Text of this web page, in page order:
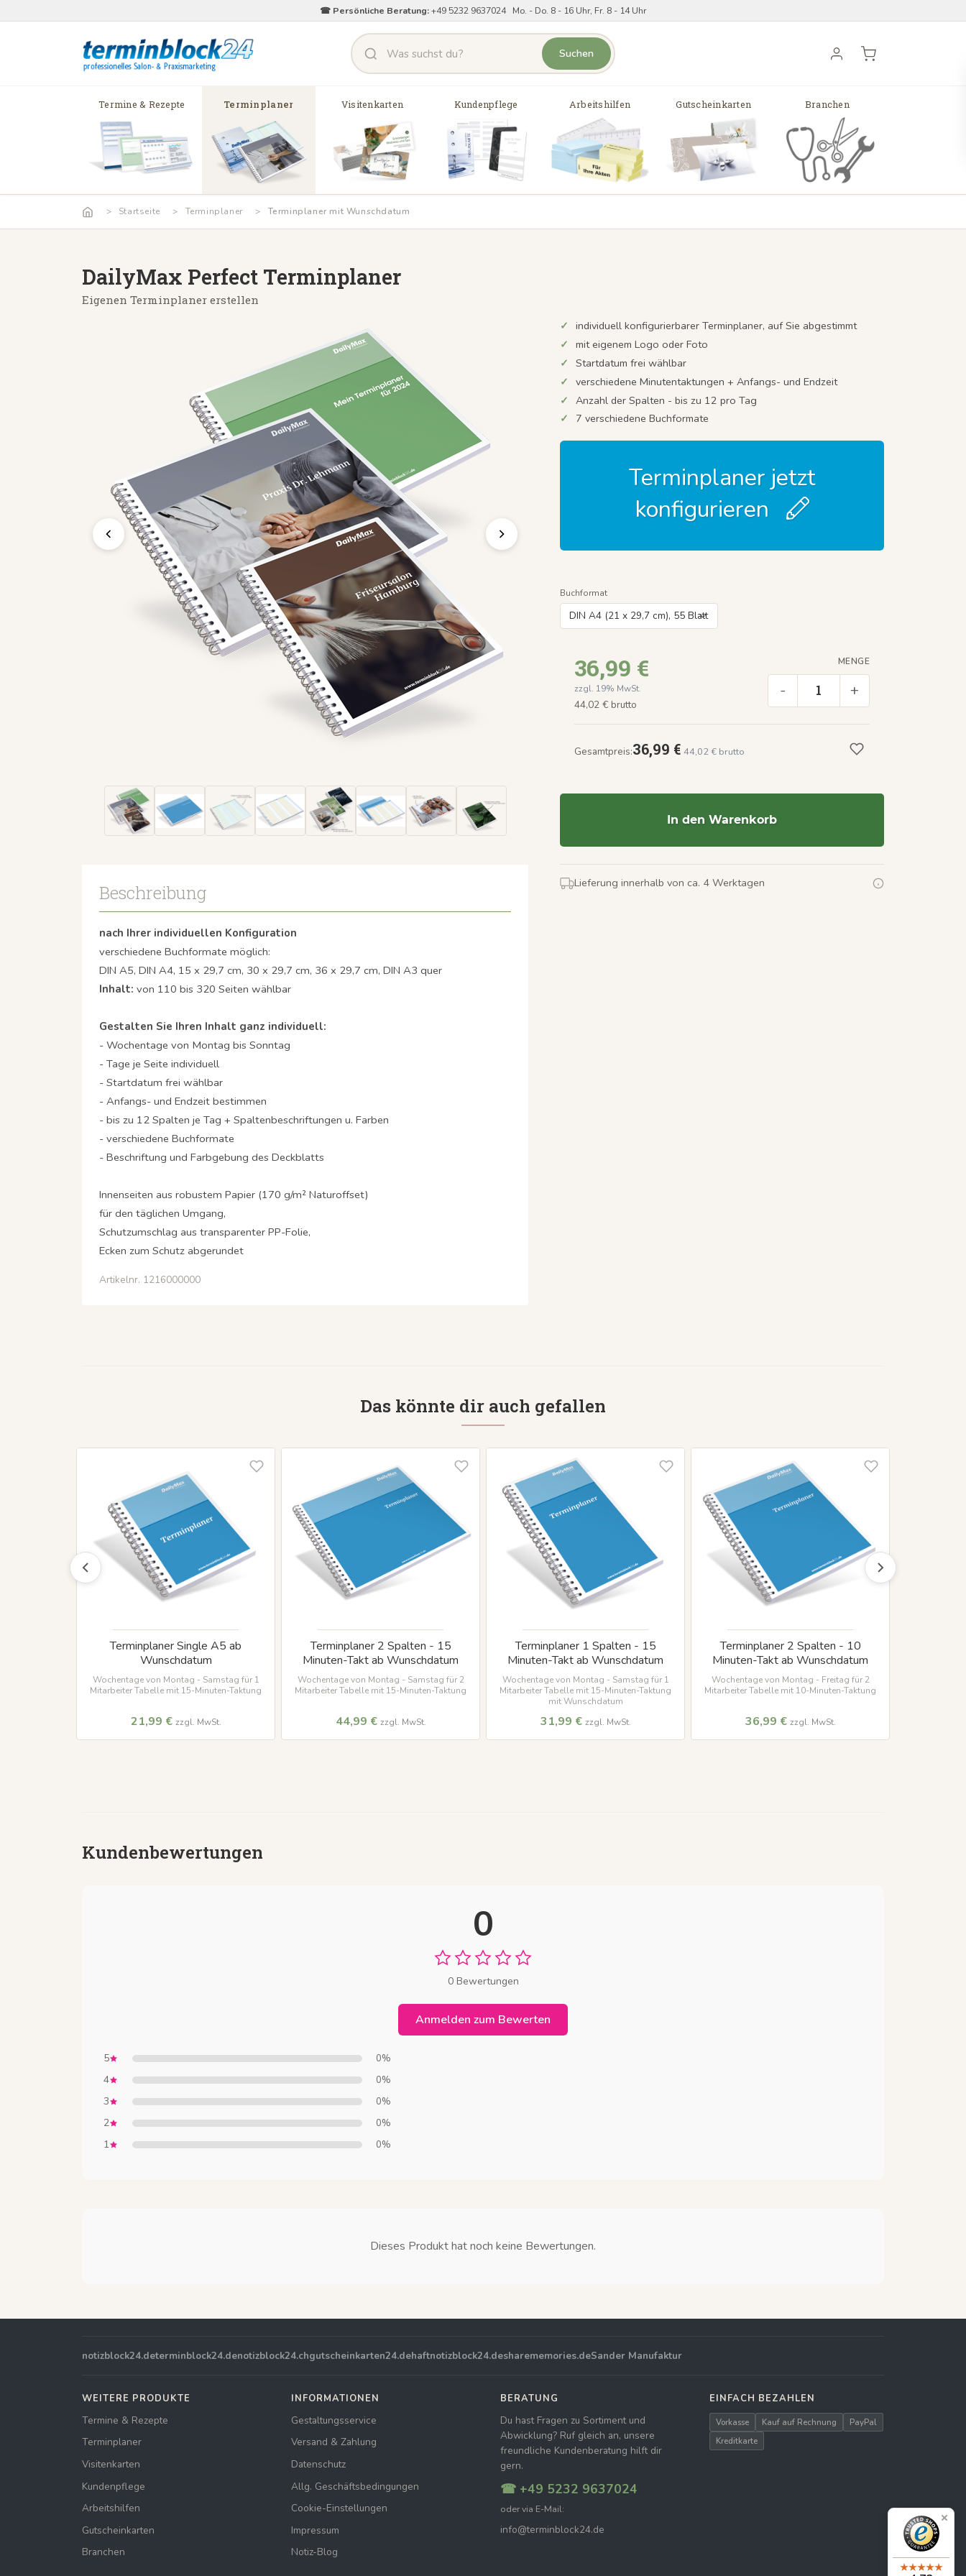
☎ Persönliche Beratung:+49 5232 9637024 Mo. - Do. 8 - 16 Uhr, Fr. 8 - 14 Uhr
Suchen
Termine & Rezepte Terminplaner Visitenkarten Kundenpflege Arbeitshilfen Gutscheinkarten Branchen
Startseite Terminplaner Terminplaner mit Wunschdatum
DailyMax Perfect Terminplaner
Eigenen Terminplaner erstellen
Beschreibung
nach Ihrer individuellen Konfiguration
verschiedene Buchformate möglich:
DIN A5, DIN A4, 15 x 29,7 cm, 30 x 29,7 cm, 36 x 29,7 cm, DIN A3 quer
Inhalt: von 110 bis 320 Seiten wählbar
Gestalten Sie Ihren Inhalt ganz individuell:
- Wochentage von Montag bis Sonntag
- Tage je Seite individuell
- Startdatum frei wählbar
- Anfangs- und Endzeit bestimmen
- bis zu 12 Spalten je Tag + Spaltenbeschriftungen u. Farben
- verschiedene Buchformate
- Beschriftung und Farbgebung des Deckblatts
Innenseiten aus robustem Papier (170 g/m² Naturoffset)
für den täglichen Umgang,
Schutzumschlag aus transparenter PP-Folie,
Ecken zum Schutz abgerundet
Artikelnr. 1216000000
individuellkonfigurierbarer Terminplaner, auf Sie abgestimmt
mit eigenem Logo oder Foto
Startdatum frei wählbar
verschiedene Minutentaktungen + Anfangs- und Endzeit
Anzahl der Spalten - bis zu 12 pro Tag
7 verschiedene Buchformate
Terminplaner jetzt
konfigurieren
Buchformat
36,99 €
zzgl. 19% MwSt.
44,02 € brutto
MENGE
- +
Gesamtpreis:36,99 € 44,02 € brutto
In den Warenkorb
Lieferung innerhalb von ca. 4 Werktagen
Das könnte dir auch gefallen
Terminplaner Single A5 ab
Wunschdatum
Wochentage von Montag - Samstag für 1
Mitarbeiter Tabelle mit 15-Minuten-Taktung
21,99 € zzgl. MwSt.
Terminplaner 2 Spalten - 15
Minuten-Takt ab Wunschdatum
Wochentage von Montag - Samstag für 2
Mitarbeiter Tabelle mit 15-Minuten-Taktung
44,99 € zzgl. MwSt.
Terminplaner 1 Spalten - 15
Minuten-Takt ab Wunschdatum
Wochentage von Montag - Samstag für 1
Mitarbeiter Tabelle mit 15-Minuten-Taktung
mit Wunschdatum
31,99 € zzgl. MwSt.
Terminplaner 2 Spalten - 10
Minuten-Takt ab Wunschdatum
Wochentage von Montag - Freitag für 2
Mitarbeiter Tabelle mit 10-Minuten-Taktung
36,99 € zzgl. MwSt.
Kundenbewertungen
0
0 Bewertungen
Anmelden zum Bewerten
5 0%
4 0%
3 0%
2 0%
1 0%
Dieses Produkt hat noch keine Bewertungen.
notizblock24.determinblock24.denotizblock24.chgutscheinkarten24.dehaftnotizblock24.desharememories.deSander Manufaktur
WEITERE PRODUKTE
Termine & Rezepte
Terminplaner
Visitenkarten
Kundenpflege
Arbeitshilfen
Gutscheinkarten
Branchen
INFORMATIONEN
Gestaltungsservice
Versand & Zahlung
Datenschutz
Allg. Geschäftsbedingungen
Cookie-Einstellungen
Impressum
Notiz-Blog
BERATUNG
Du hast Fragen zu Sortiment und
Abwicklung? Ruf gleich an, unsere
freundliche Kundenberatung hilft dir
gern.
☎ +49 5232 9637024
oder via E-Mail:
info@terminblock24.de
EINFACH BEZAHLEN
Vorkasse Kauf auf Rechnung
PayPal
Kreditkarte